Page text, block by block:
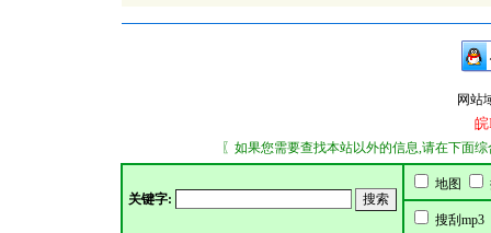
网站
皖
〖如果您需要查找本站以外的信息,请在下面综合搜索
关键字:
地图
搜刮mp3